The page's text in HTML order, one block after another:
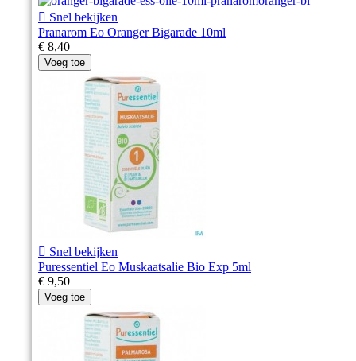
 Snel bekijken
Pranarom Eo Oranger Bigarade 10ml
€ 8,40
Voeg toe
 Snel bekijken
Puressentiel Eo Muskaatsalie Bio Exp 5ml
€ 9,50
Voeg toe